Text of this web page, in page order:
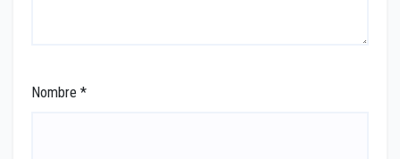
Nombre *